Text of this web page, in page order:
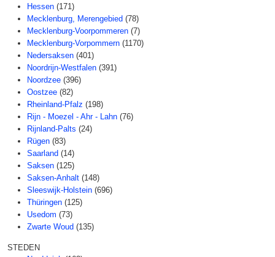
Hessen (171)
Mecklenburg, Merengebied (78)
Mecklenburg-Voorpommeren (7)
Mecklenburg-Vorpommern (1170)
Nedersaksen (401)
Noordrijn-Westfalen (391)
Noordzee (396)
Oostzee (82)
Rheinland-Pfalz (198)
Rijn - Moezel - Ahr - Lahn (76)
Rijnland-Palts (24)
Rügen (83)
Saarland (14)
Saksen (125)
Saksen-Anhalt (148)
Sleeswijk-Holstein (696)
Thüringen (125)
Usedom (73)
Zwarte Woud (135)
STEDEN